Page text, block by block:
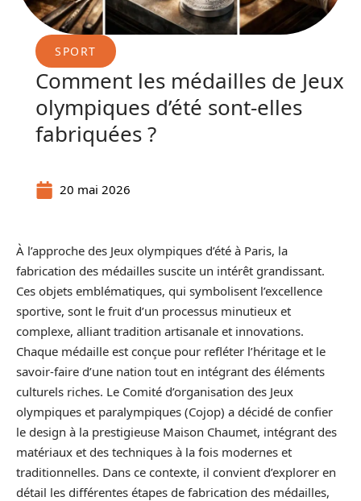
SPORT
Comment les médailles de Jeux
olympiques d’été sont-elles
fabriquées ?
20 mai 2026
À l’approche des Jeux olympiques d’été à Paris, la
fabrication des médailles suscite un intérêt grandissant.
Ces objets emblématiques, qui symbolisent l’excellence
sportive, sont le fruit d’un processus minutieux et
complexe, alliant tradition artisanale et innovations.
Chaque médaille est conçue pour refléter l’héritage et le
savoir-faire d’une nation tout en intégrant des éléments
culturels riches. Le Comité d’organisation des Jeux
olympiques et paralympiques (Cojop) a décidé de confier
le design à la prestigieuse Maison Chaumet, intégrant des
matériaux et des techniques à la fois modernes et
traditionnelles. Dans ce contexte, il convient d’explorer en
détail les différentes étapes de fabrication des médailles,